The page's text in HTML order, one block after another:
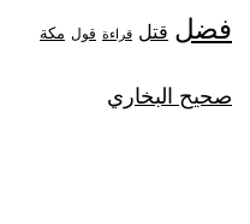
فضل قتل قراءة قول مكة
صحيح البخاري